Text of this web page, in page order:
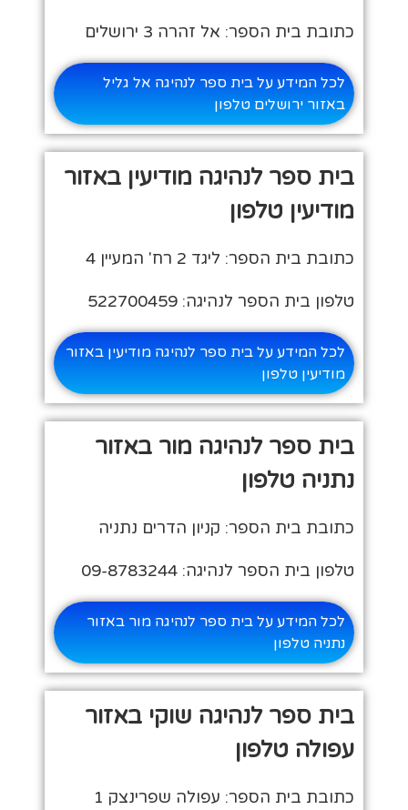
כתובת בית הספר: אל זהרה 3 ירושלים
לכל המידע על בית ספר לנהיגה אל גליל
באזור ירושלים טלפון
בית ספר לנהיגה מודיעין באזור
מודיעין טלפון
כתובת בית הספר: ליגד 2 רח' המעיין 4
טלפון בית הספר לנהיגה: 522700459
לכל המידע על בית ספר לנהיגה מודיעין באזור
מודיעין טלפון
בית ספר לנהיגה מור באזור
נתניה טלפון
כתובת בית הספר: קניון הדרים נתניה
טלפון בית הספר לנהיגה: 09-8783244
לכל המידע על בית ספר לנהיגה מור באזור
נתניה טלפון
בית ספר לנהיגה שוקי באזור
עפולה טלפון
כתובת בית הספר: עפולה שפרינצק 1